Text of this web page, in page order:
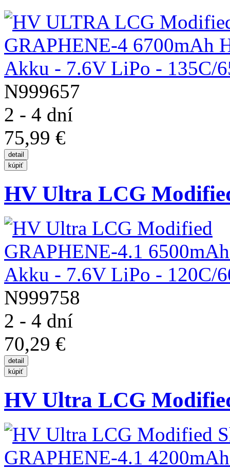
N999657
2 - 4 dní
75,99 €
HV Ultra LCG
N999758
2 - 4 dní
70,29 €
HV Ultra LCG